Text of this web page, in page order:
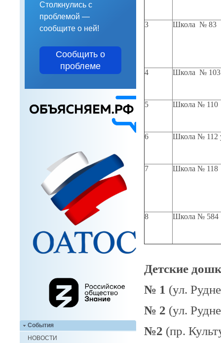
Столкнулись с
проблемой —
сообщите о ней!
Сообщить о
проблеме
События
НОВОСТИ
3 Школа № 83
4 Школа № 103
5 Школа № 110
6 Школа № 112
7 Школа № 118
8 Школа № 584
Детские
№ 1 (ул.
№ 2 (ул.
№2 (пр.